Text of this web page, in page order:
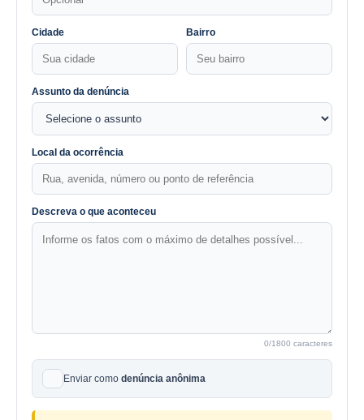
Cidade Bairro
Assunto da denúncia
Local da ocorrência
Descreva o que aconteceu
0/1800 caracteres
Enviar como denúncia anônima